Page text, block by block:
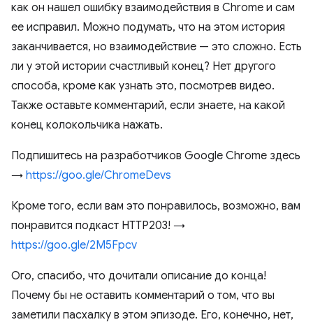
как он нашел ошибку взаимодействия в Chrome и сам
ее исправил. Можно подумать, что на этом история
заканчивается, но взаимодействие — это сложно. Есть
ли у этой истории счастливый конец? Нет другого
способа, кроме как узнать это, посмотрев видео.
Также оставьте комментарий, если знаете, на какой
конец колокольчика нажать.
Подпишитесь на разработчиков Google Chrome здесь
→ https://goo.gle/ChromeDevs
Кроме того, если вам это понравилось, возможно, вам
понравится подкаст HTTP203! →
https://goo.gle/2M5Fpcv
Ого, спасибо, что дочитали описание до конца!
Почему бы не оставить комментарий о том, что вы
заметили пасхалку в этом эпизоде. Его, конечно, нет,